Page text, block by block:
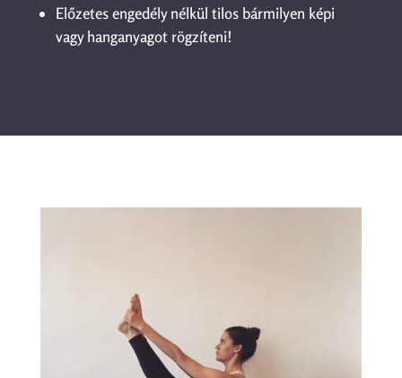
Előzetes engedély nélkül tilos bármilyen képi
vagy hanganyagot rögzíteni!